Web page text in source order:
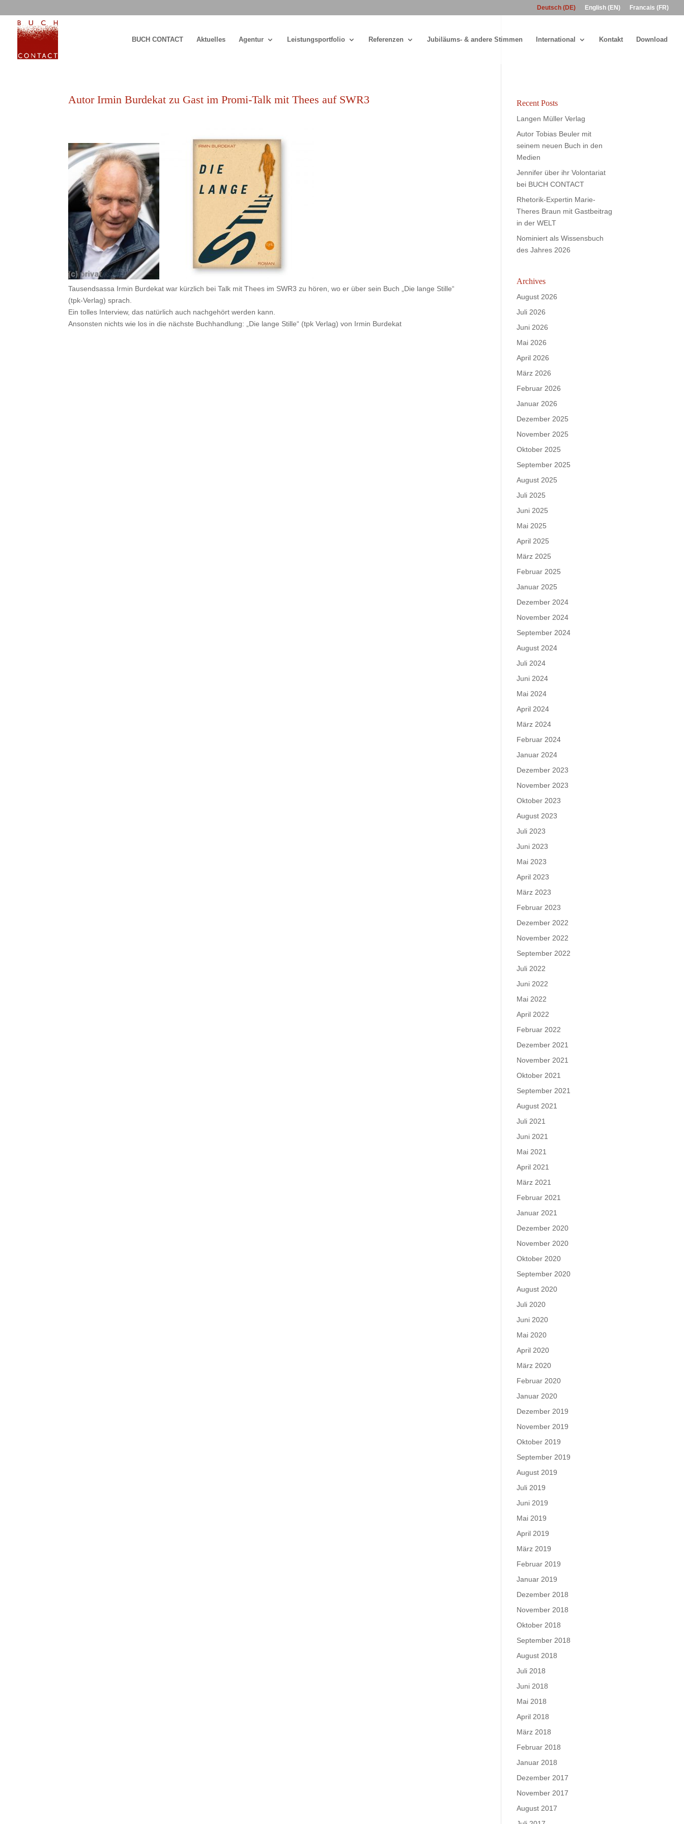
Deutsch (DE) English (EN) Francais (FR)
BUCH CONTACT Aktuelles Agentur Leistungsportfolio Referenzen Jubiläums- & andere Stimmen International Kontakt Download
Autor Irmin Burdekat zu Gast im Promi-Talk mit Thees auf SWR3
Tausendsassa Irmin Burdekat war kürzlich bei Talk mit Thees im SWR3 zu hören, wo er über sein Buch „Die lange Stille“
(tpk-Verlag) sprach.
Ein tolles Interview, das natürlich auch nachgehört werden kann.
Ansonsten nichts wie los in die nächste Buchhandlung: „Die lange Stille“ (tpk Verlag) von Irmin Burdekat
Recent Posts
Langen Müller Verlag
Autor Tobias Beuler mit
seinem neuen Buch in den
Medien
Jennifer über ihr Volontariat
bei BUCH CONTACT
Rhetorik-Expertin Marie-
Theres Braun mit Gastbeitrag
in der WELT
Nominiert als Wissensbuch
des Jahres 2026
Archives
August 2026
Juli 2026
Juni 2026
Mai 2026
April 2026
März 2026
Februar 2026
Januar 2026
Dezember 2025
November 2025
Oktober 2025
September 2025
August 2025
Juli 2025
Juni 2025
Mai 2025
April 2025
März 2025
Februar 2025
Januar 2025
Dezember 2024
November 2024
September 2024
August 2024
Juli 2024
Juni 2024
Mai 2024
April 2024
März 2024
Februar 2024
Januar 2024
Dezember 2023
November 2023
Oktober 2023
August 2023
Juli 2023
Juni 2023
Mai 2023
April 2023
März 2023
Februar 2023
Dezember 2022
November 2022
September 2022
Juli 2022
Juni 2022
Mai 2022
April 2022
Februar 2022
Dezember 2021
November 2021
Oktober 2021
September 2021
August 2021
Juli 2021
Juni 2021
Mai 2021
April 2021
März 2021
Februar 2021
Januar 2021
Dezember 2020
November 2020
Oktober 2020
September 2020
August 2020
Juli 2020
Juni 2020
Mai 2020
April 2020
März 2020
Februar 2020
Januar 2020
Dezember 2019
November 2019
Oktober 2019
September 2019
August 2019
Juli 2019
Juni 2019
Mai 2019
April 2019
März 2019
Februar 2019
Januar 2019
Dezember 2018
November 2018
Oktober 2018
September 2018
August 2018
Juli 2018
Juni 2018
Mai 2018
April 2018
März 2018
Februar 2018
Januar 2018
Dezember 2017
November 2017
August 2017